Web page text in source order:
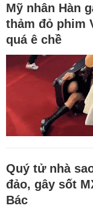
Mỹ nhân Hàn
thảm đỏ phim
quá ê chề
Quý tử nhà
đảo, gây sốt
Bác